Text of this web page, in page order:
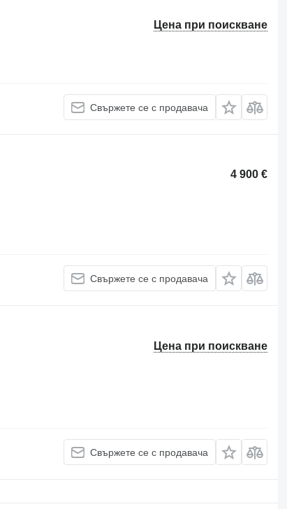
Цена при поискване
Свържете се с продавача
4 900 €
Свържете се с продавача
Цена при поискване
Свържете се с продавача